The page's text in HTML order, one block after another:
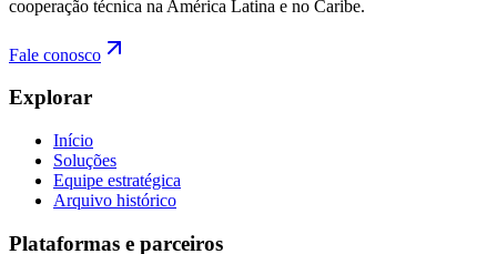
cooperação técnica na América Latina e no Caribe.
Fale conosco
Explorar
Início
Soluções
Equipe estratégica
Arquivo histórico
Plataformas e parceiros